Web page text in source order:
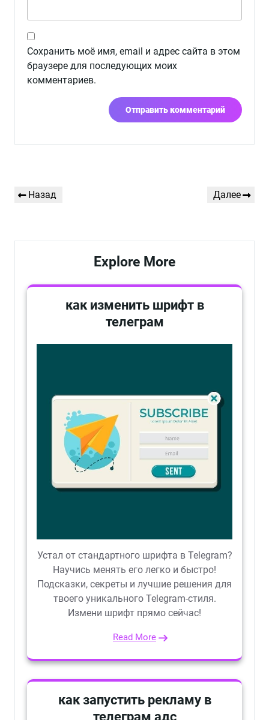
Сохранить моё имя, email и адрес сайта в этом
браузере для последующих моих
комментариев.
по
Предыдущая
Назад
Следующая
Далее
Explore More
как изменить шрифт в
телеграм
Устал от стандартного шрифта в Telegram?
Научись менять его легко и быстро!
Подсказки, секреты и лучшие решения для
твоего уникального Telegram-стиля.
Измени шрифт прямо сейчас!
Read More
как запустить рекламу в
телеграм адс